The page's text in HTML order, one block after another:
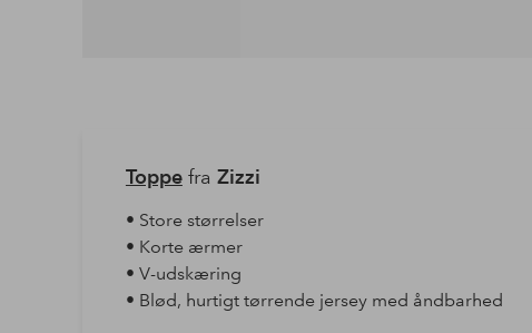
Toppefra Zizzi
• Store størrelser
• Korte ærmer
• V-udskæring
• Blød, hurtigt tørrende jersey med åndbarhed